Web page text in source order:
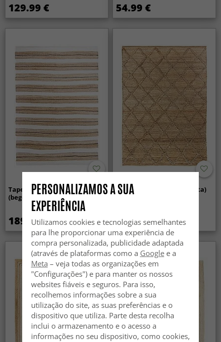
129.99 € 54.99 €
Tapete de retalhos - Devli
(bege/branco/preto)
189 €
Tapete de juta - Okara (juta)
132.99 €
PERSONALIZAMOS A SUA
EXPERIÊNCIA
Utilizamos cookies e tecnologias semelhantes
para lhe proporcionar uma experiência de
compra personalizada, publicidade adaptada
(através de plataformas como a Googlee a
Meta – veja todas as organizações em
"Configurações") e para manter os nossos
websites fiáveis e seguros. Para isso,
recolhemos informações sobre a sua
utilização do site, as suas preferências e o
dispositivo que utiliza. Parte desta recolha
inclui o armazenamento e o acesso a
informações no seu dispositivo, como cookies,